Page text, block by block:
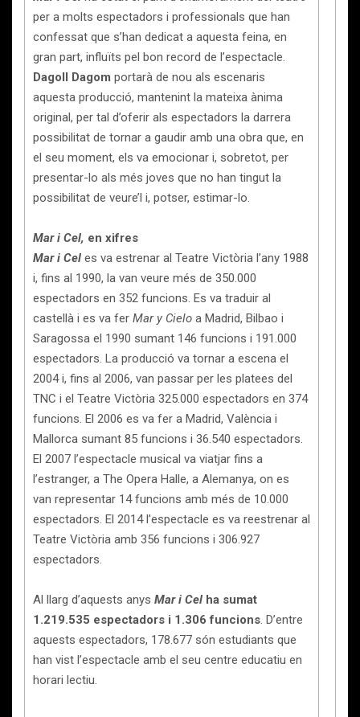
per a molts espectadors i professionals que han
confessat que s’han dedicat a aquesta feina, en
gran part, influïts pel bon record de l’espectacle.
Dagoll Dagom portarà de nou als escenaris
aquesta producció, mantenint la mateixa ànima
original, per tal d’oferir als espectadors la darrera
possibilitat de tornar a gaudir amb una obra que, en
el seu moment, els va emocionar i, sobretot, per
presentar-lo als més joves que no han tingut la
possibilitat de veure’l i, potser, estimar-lo.
Mar i Cel, en xifres
Mar i Cel es va estrenar al Teatre Victòria l’any 1988
i, fins al 1990, la van veure més de 350.000
espectadors en 352 funcions. Es va traduir al
castellà i es va fer Mar y Cielo a Madrid, Bilbao i
Saragossa el 1990 sumant 146 funcions i 191.000
espectadors. La producció va tornar a escena el
2004 i, fins al 2006, van passar per les platees del
TNC i el Teatre Victòria 325.000 espectadors en 374
funcions. El 2006 es va fer a Madrid, València i
Mallorca sumant 85 funcions i 36.540 espectadors.
El 2007 l’espectacle musical va viatjar fins a
l’estranger, a The Opera Halle, a Alemanya, on es
van representar 14 funcions amb més de 10.000
espectadors. El 2014 l’espectacle es va reestrenar al
Teatre Victòria amb 356 funcions i 306.927
espectadors.
Al llarg d’aquests anys Mar i Cel ha sumat
1.219.535 espectadors i 1.306 funcions. D’entre
aquests espectadors, 178.677 són estudiants que
han vist l’espectacle amb el seu centre educatiu en
horari lectiu.